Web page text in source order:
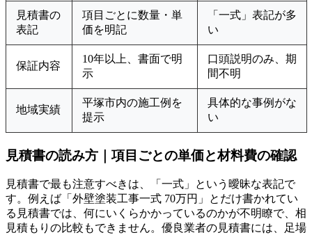
見積書の
表記
項目ごとに数量・単
価を明記
「一式」表記が多
い
保証内容
10年以上、書面で明
示
口頭説明のみ、期
間不明
地域実績
平塚市内の施工例を
提示
具体的な事例がな
い
見積書の読み方｜項目ごとの単価と材料費の確認
見積書で最も注意すべきは、「一式」という曖昧な表記で
す。例えば「外壁塗装工事一式 70万円」とだけ書かれてい
る見積書では、何にいくらかかっているのかが不明瞭で、相
見積もりの比較もできません。優良業者の見積書には、足場